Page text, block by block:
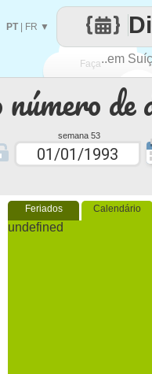
semana 53
Feriados Calendário
undefined
Faça..em
PT| FR ▼